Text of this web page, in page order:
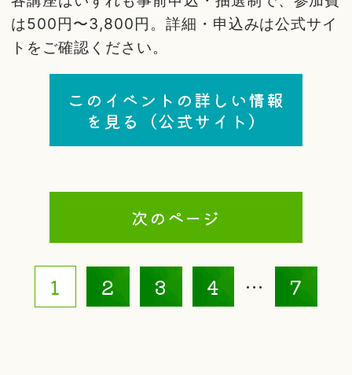
は500円〜3,800円。詳細・申込みは公式サイ
トをご確認ください。
このイベントの詳しい情報
を見る（公式サイト）
次のページ
1 2 3 4 … 7